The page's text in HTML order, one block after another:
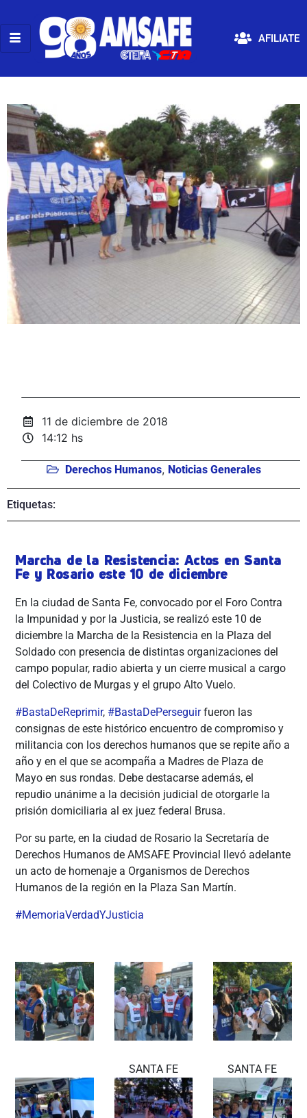
AFILIATE
11 de diciembre de 2018
14:12 hs
Derechos Humanos, Noticias Generales
Etiquetas:
Marcha de la Resistencia: Actos en Santa
Fe y Rosario este 10 de diciembre
En la ciudad de Santa Fe, convocado por el Foro Contra
la Impunidad y por la Justicia, se realizó este 10 de
diciembre la Marcha de la Resistencia en la Plaza del
Soldado con presencia de distintas organizaciones del
campo popular, radio abierta y un cierre musical a cargo
del Colectivo de Murgas y el grupo Alto Vuelo.
#BastaDeReprimir, #BastaDePerseguirfueron las
consignas de este histórico encuentro de compromiso y
militancia con los derechos humanos que se repite año a
año y en el que se acompaña a Madres de Plaza de
Mayo en sus rondas. Debe destacarse además, el
repudio unánime a la decisión judicial de otorgarle la
prisión domiciliaria al ex juez federal Brusa.
Por su parte, en la ciudad de Rosario la Secretaría de
Derechos Humanos de AMSAFE Provincial llevó adelante
un acto de homenaje a Organismos de Derechos
Humanos de la región en la Plaza San Martín.
#MemoriaVerdadYJusticia
SANTA FE SANTA FE